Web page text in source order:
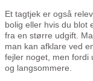
Et tagtjek er også
bolig eller hvis du blot
fra en større udgift.
man kan afklare ved
fejler noget, men fordi
og langsommere.